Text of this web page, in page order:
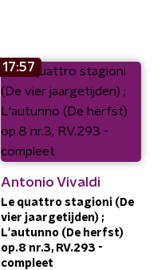
17:57
Antonio Vivaldi
Le quattro stagioni (De
vier jaargetijden) ;
L'autunno (De herfst)
op.8 nr.3, RV.293 -
compleet